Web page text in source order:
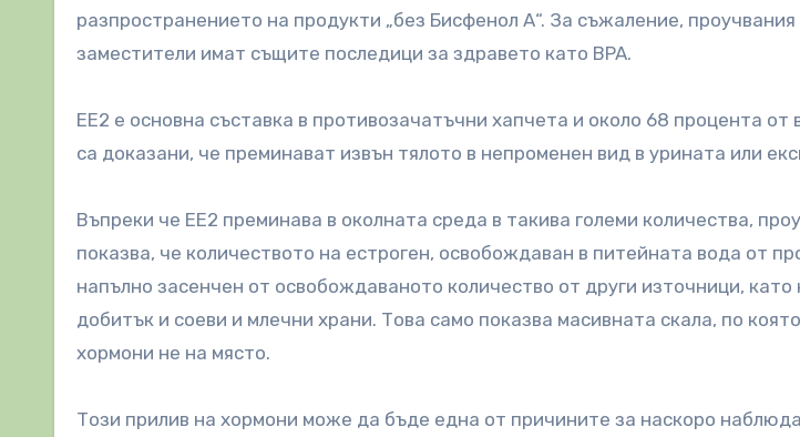
разпространението на продукти „без Бисфенол А“. За съжаление, проучвания
заместители имат същите последици за здравето като BPA.
ЕЕ2 е основна съставка в противозачатъчни хапчета и около 68 процента от
са доказани, че преминават извън тялото в непроменен вид в урината или
Въпреки че ЕЕ2 преминава в околната среда в такива големи количества,
показва, че количеството на естроген, освобождаван в питейната вода от
напълно засенчен от освобождаваното количество от други източници,
добитък и соеви и млечни храни. Това само показва масивната скала, по
хормони не на място.
Този прилив на хормони може да бъде една от причините за наскоро